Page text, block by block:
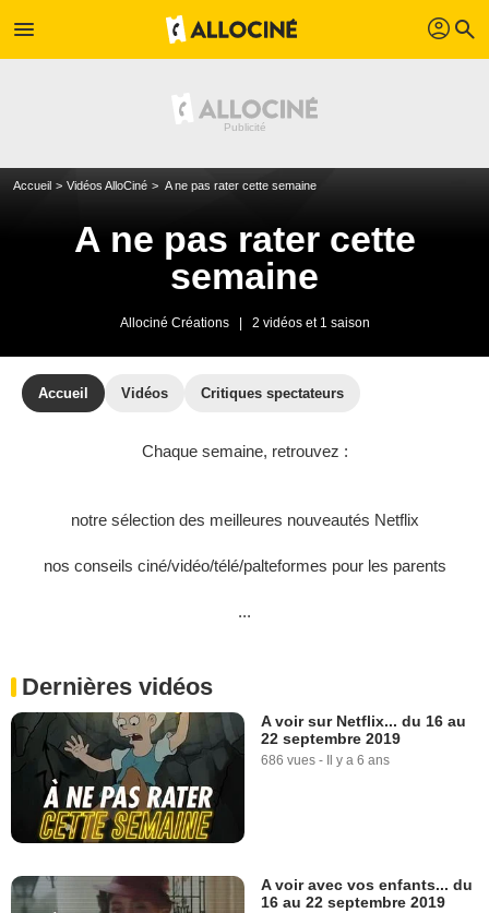
menu profil search
Accueil Vidéos AlloCiné A ne pas rater cette semaine
A ne pas rater cette
semaine
Allociné Créations 2 vidéos et 1 saison
Accueil Vidéos Critiques spectateurs
Chaque semaine, retrouvez :
notre sélection des meilleures nouveautés Netflix
nos conseils ciné/vidéo/télé/palteformes pour les parents
...
Dernières vidéos
A voir sur Netflix... du 16 au
22 septembre 2019
686 vues - Il y a 6 ans
A voir avec vos enfants... du
16 au 22 septembre 2019